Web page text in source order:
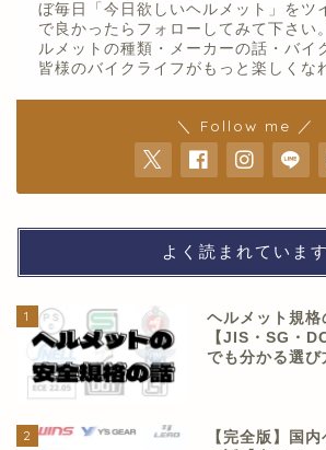
ぼ毎日「今日欲しいヘルメット」をツ
で良かったらフォローしてみて下さい
ルメットの種類・メーカーの話・バイ
皆様のバイクライフがもっと楽しくな
＼ Follow me ／
よく読まれています
1
ヘルメット規
【JIS・SG・
でも分かる選び
2
【完全版】国